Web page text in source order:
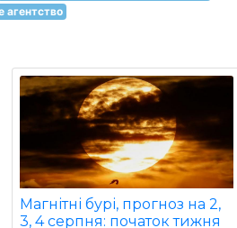
агентство
Магнітні бурі, прогноз на 2,
3, 4 серпня: початок тижня